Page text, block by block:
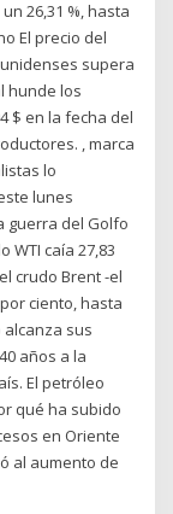
26,31 %, hasta
El precio del
supera
hunde los
$ en la fecha del
, marca
lo
lunes
guerra del Golfo
WTI caía 27,83
crudo Brent -el
ciento, hasta
alcanza sus
años a la
El petróleo
qué ha subido
en Oriente
al aumento de